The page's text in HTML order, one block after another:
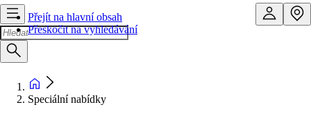
Přejít na hlavní obsah
Přeskočit na vyhledávání
Speciální nabídky